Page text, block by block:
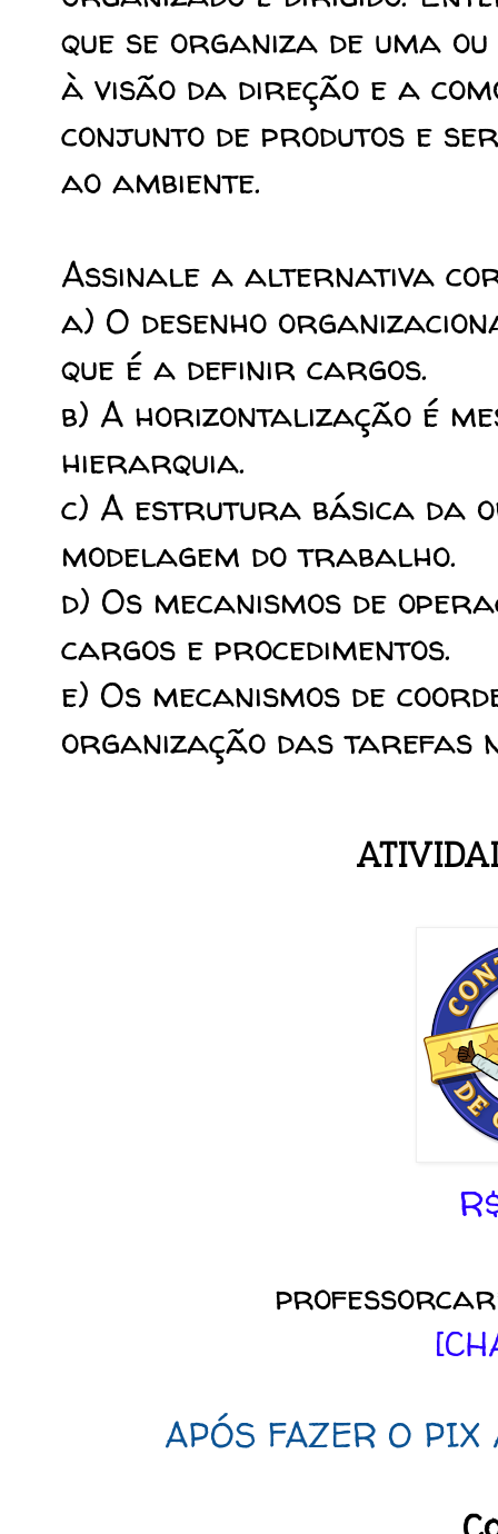
que se organiza de uma
à visão da direção e a
conjunto de produtos e
ao ambiente.
Assinale a alternativa
a) O desenho
que é a definir cargos.
b) A horizontalização é
hierarquia.
c) A estrutura básica da
modelagem do trabalho.
d) Os mecanismos de
cargos e procedimentos.
e) Os mecanismos de
organização das tarefas
APÓS FAZER O